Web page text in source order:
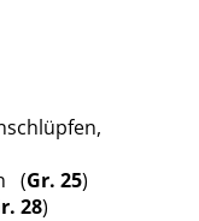
(Gr. 25)
28)